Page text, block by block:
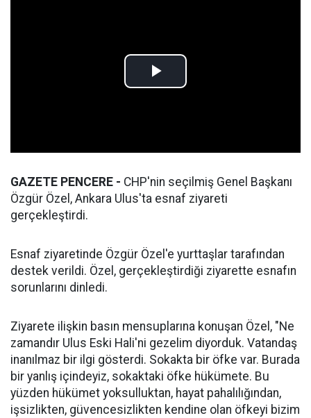
GAZETE PENCERE - CHP'nin seçilmiş Genel Başkanı
Özgür Özel, Ankara Ulus'ta esnaf ziyareti
gerçekleştirdi.
Esnaf ziyaretinde Özgür Özel'e yurttaşlar tarafından
destek verildi. Özel, gerçekleştirdiği ziyarette esnafın
sorunlarını dinledi.
Ziyarete ilişkin basın mensuplarına konuşan Özel, "Ne
zamandır Ulus Eski Hali'ni gezelim diyorduk. Vatandaş
inanılmaz bir ilgi gösterdi. Sokakta bir öfke var. Burada
bir yanlış içindeyiz, sokaktaki öfke hükümete. Bu
yüzden hükümet yoksulluktan, hayat pahalılığından,
işsizlikten, güvencesizlikten kendine olan öfkeyi bizim